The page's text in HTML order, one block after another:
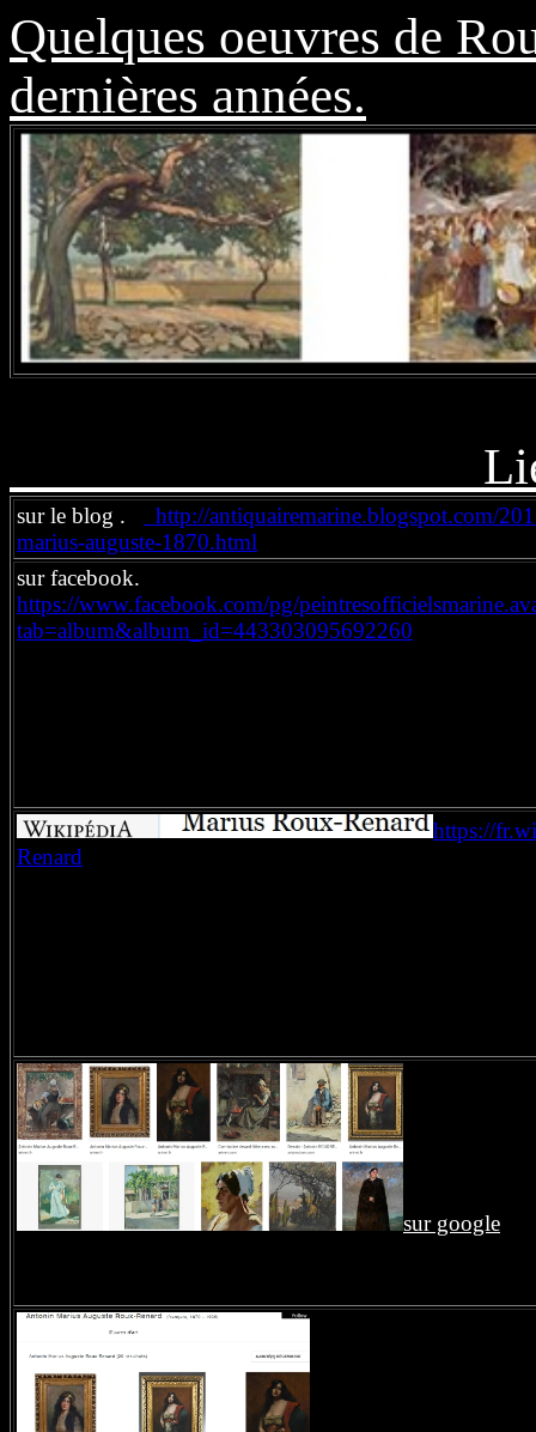
Quelques oeuvres de
dernières années.
Liens
sur le blog .
http://antiquairemarine.blogspot.com/
marius-auguste-1870.html
sur facebook.
https://www.facebook.com/pg/
tab=album&album_id=443303095692260
https://
Renard
sur google